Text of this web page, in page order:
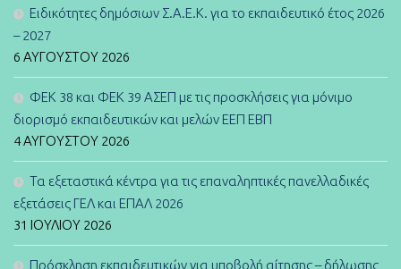
Ειδικότητες δημόσιων Σ.Α.Ε.Κ. για το εκπαιδευτικό έτος 2026
– 2027
6 ΑΥΓΟΎΣΤΟΥ 2026
ΦΕΚ 38 και ΦΕΚ 39 ΑΣΕΠ με τις προσκλήσεις για μόνιμο
διορισμό εκπαιδευτικών και μελών ΕΕΠ ΕΒΠ
4 ΑΥΓΟΎΣΤΟΥ 2026
Τα εξεταστικά κέντρα για τις επαναληπτικές πανελλαδικές
εξετάσεις ΓΕΛ και ΕΠΑΛ 2026
31 ΙΟΥΛΊΟΥ 2026
Πρόσκληση εκπαιδευτικών για υποβολή αίτησης – δήλωσης